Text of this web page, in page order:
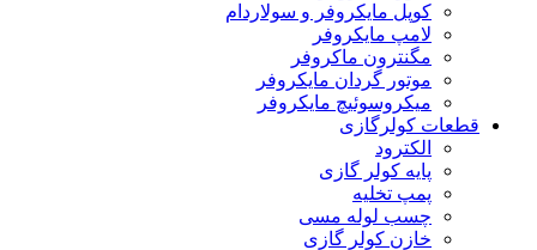
کوپل مایکروفر و سولاردام
لامپ مایکروفر
مگنترون ماکروفر
موتور گردان مایکروفر
میکروسوئیچ مایکروفر
قطعات کولرگازی
الکترود
پایه کولر گازی
پمپ تخلیه
چسب لوله مسی
خازن کولر گازی